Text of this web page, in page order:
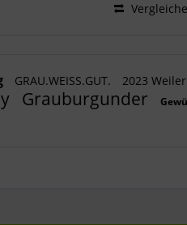
GRAU.WEISS.GUT. 2023 Weiler
Grauburgunder